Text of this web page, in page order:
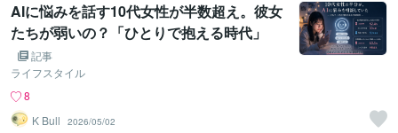
AIに悩みを話す10代女性が半数超え。彼女
たちが弱いの？「ひとりで抱える時代」
を、若い世代が先に終わらせていた
記事
ライフスタイル
8
K Bull
2026/05/02